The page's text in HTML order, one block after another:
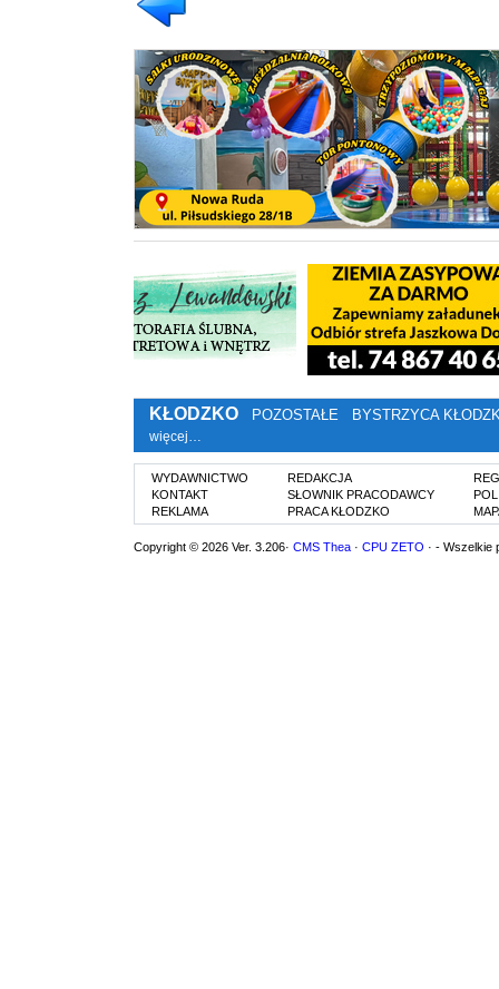
KŁODZKO POZOSTAŁE BYSTRZYCA
więcej…
WYDAWNICTWO
KONTAKT
REKLAMA
REDAKCJA
SŁOWNIK PRACODAWCY
PRACA KŁODZKO
Copyright © 2026 Ver. 3.206· CMS Thea · CPU ZETO · - Wszelkie